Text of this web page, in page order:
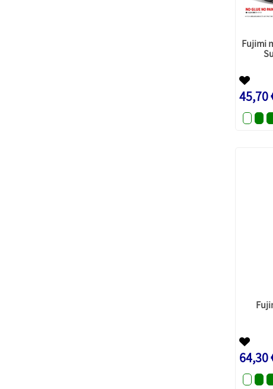
Fujimi
45,70
64,30